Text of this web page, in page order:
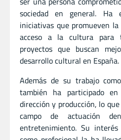
sociedad en general. Ha
iniciativas que promueven
acceso a la cultura para
proyectos que buscan
desarrollo cultural en España.
Además de su trabajo
también ha participado
dirección y producción, lo
campo de actuación
entretenimiento. Su